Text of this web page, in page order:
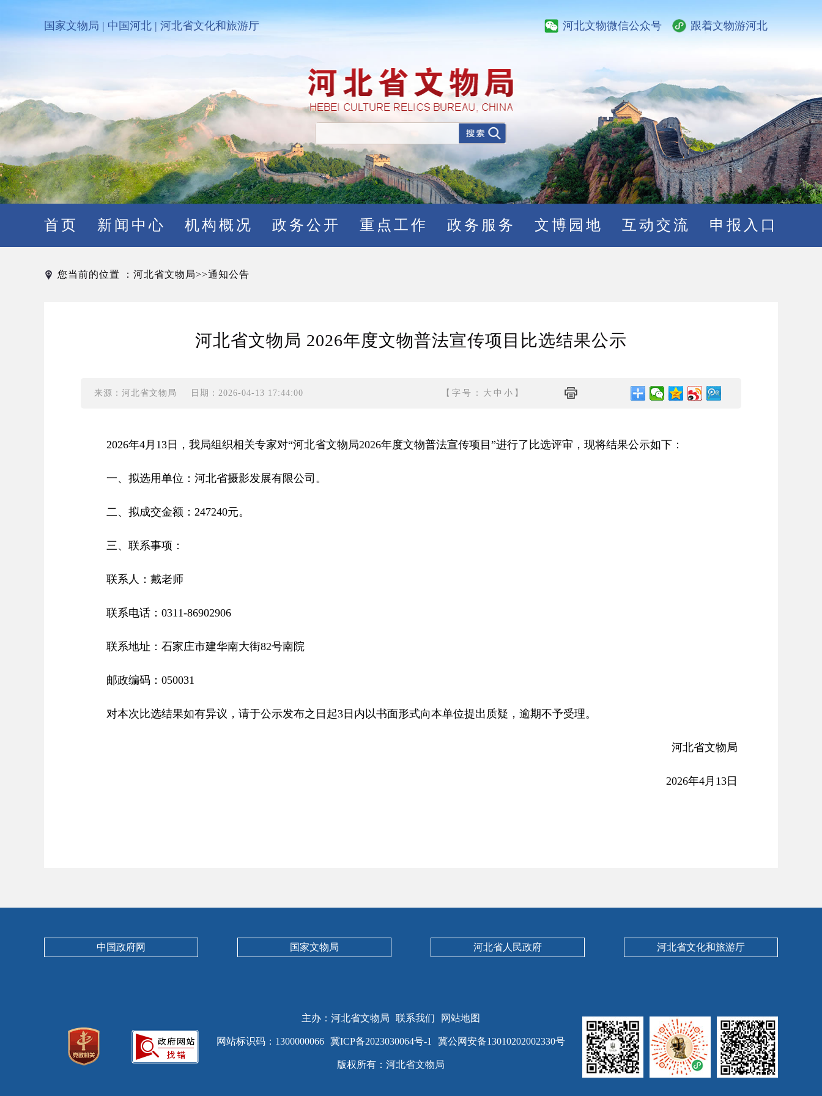
国家文物局 | 中国河北|河北省文化和旅游厅 河北文物微信公众号 跟着文物游河北
首页 新闻中心 机构概况 政务公开 重点工作 政务服务 文博园地 互动交流 申报入口
您当前的位置 ： 河北省文物局>>通知公告
河北省文物局 2026年度文物普法宣传项目比选结果公示
来源：河北省文物局 日期：2026-04-13 17:44:00 【字号： 大 中 小 】
2026年4月13日，我局组织相关专家对“河北省文物局2026年度文物普法宣传项目”进行了比选评审，现将结果公示如下：
一、拟选用单位：河北省摄影发展有限公司。
二、拟成交金额：247240元。
三、联系事项：
联系人：戴老师
联系电话：0311-86902906
联系地址：石家庄市建华南大街82号南院
邮政编码：050031
对本次比选结果如有异议，请于公示发布之日起3日内以书面形式向本单位提出质疑，逾期不予受理。
河北省文物局
2026年4月13日
中国政府网 国家文物局 河北省人民政府 河北省文化和旅游厅
主办：河北省文物局 联系我们 网站地图
网站标识码：1300000066 冀ICP备2023030064号-1 冀公网安备13010202002330号
版权所有：河北省文物局